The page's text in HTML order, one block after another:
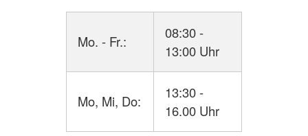
Mo. - Fr.:
08:30 -
13:00 Uhr
Mo, Mi, Do:
13:30 -
16.00 Uhr